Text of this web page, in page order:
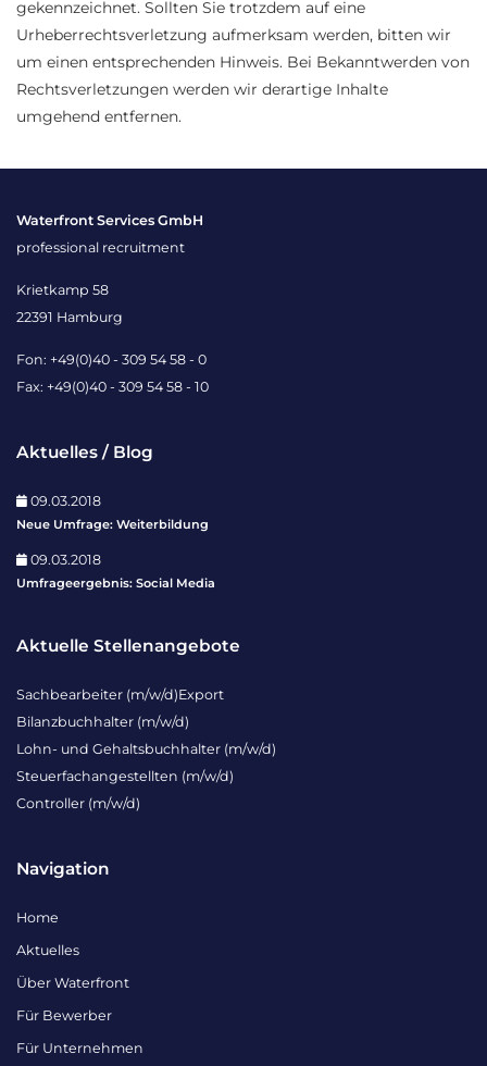
gekennzeichnet. Sollten Sie trotzdem auf eine
Urheberrechtsverletzung aufmerksam werden, bitten wir
um einen entsprechenden Hinweis. Bei Bekanntwerden von
Rechtsverletzungen werden wir derartige Inhalte
umgehend entfernen.
Waterfront Services GmbH
professional recruitment
Krietkamp 58
22391 Hamburg
Fon: +49(0)40 - 309 54 58 - 0
Fax: +49(0)40 - 309 54 58 - 10
Aktuelles / Blog
09.03.2018
Neue Umfrage: Weiterbildung
09.03.2018
Umfrageergebnis: Social Media
Aktuelle Stellenangebote
Sachbearbeiter (m/w/d)Export
Bilanzbuchhalter (m/w/d)
Lohn- und Gehaltsbuchhalter (m/w/d)
Steuerfachangestellten (m/w/d)
Controller (m/w/d)
Navigation
Home
Aktuelles
Über Waterfront
Für Bewerber
Für Unternehmen